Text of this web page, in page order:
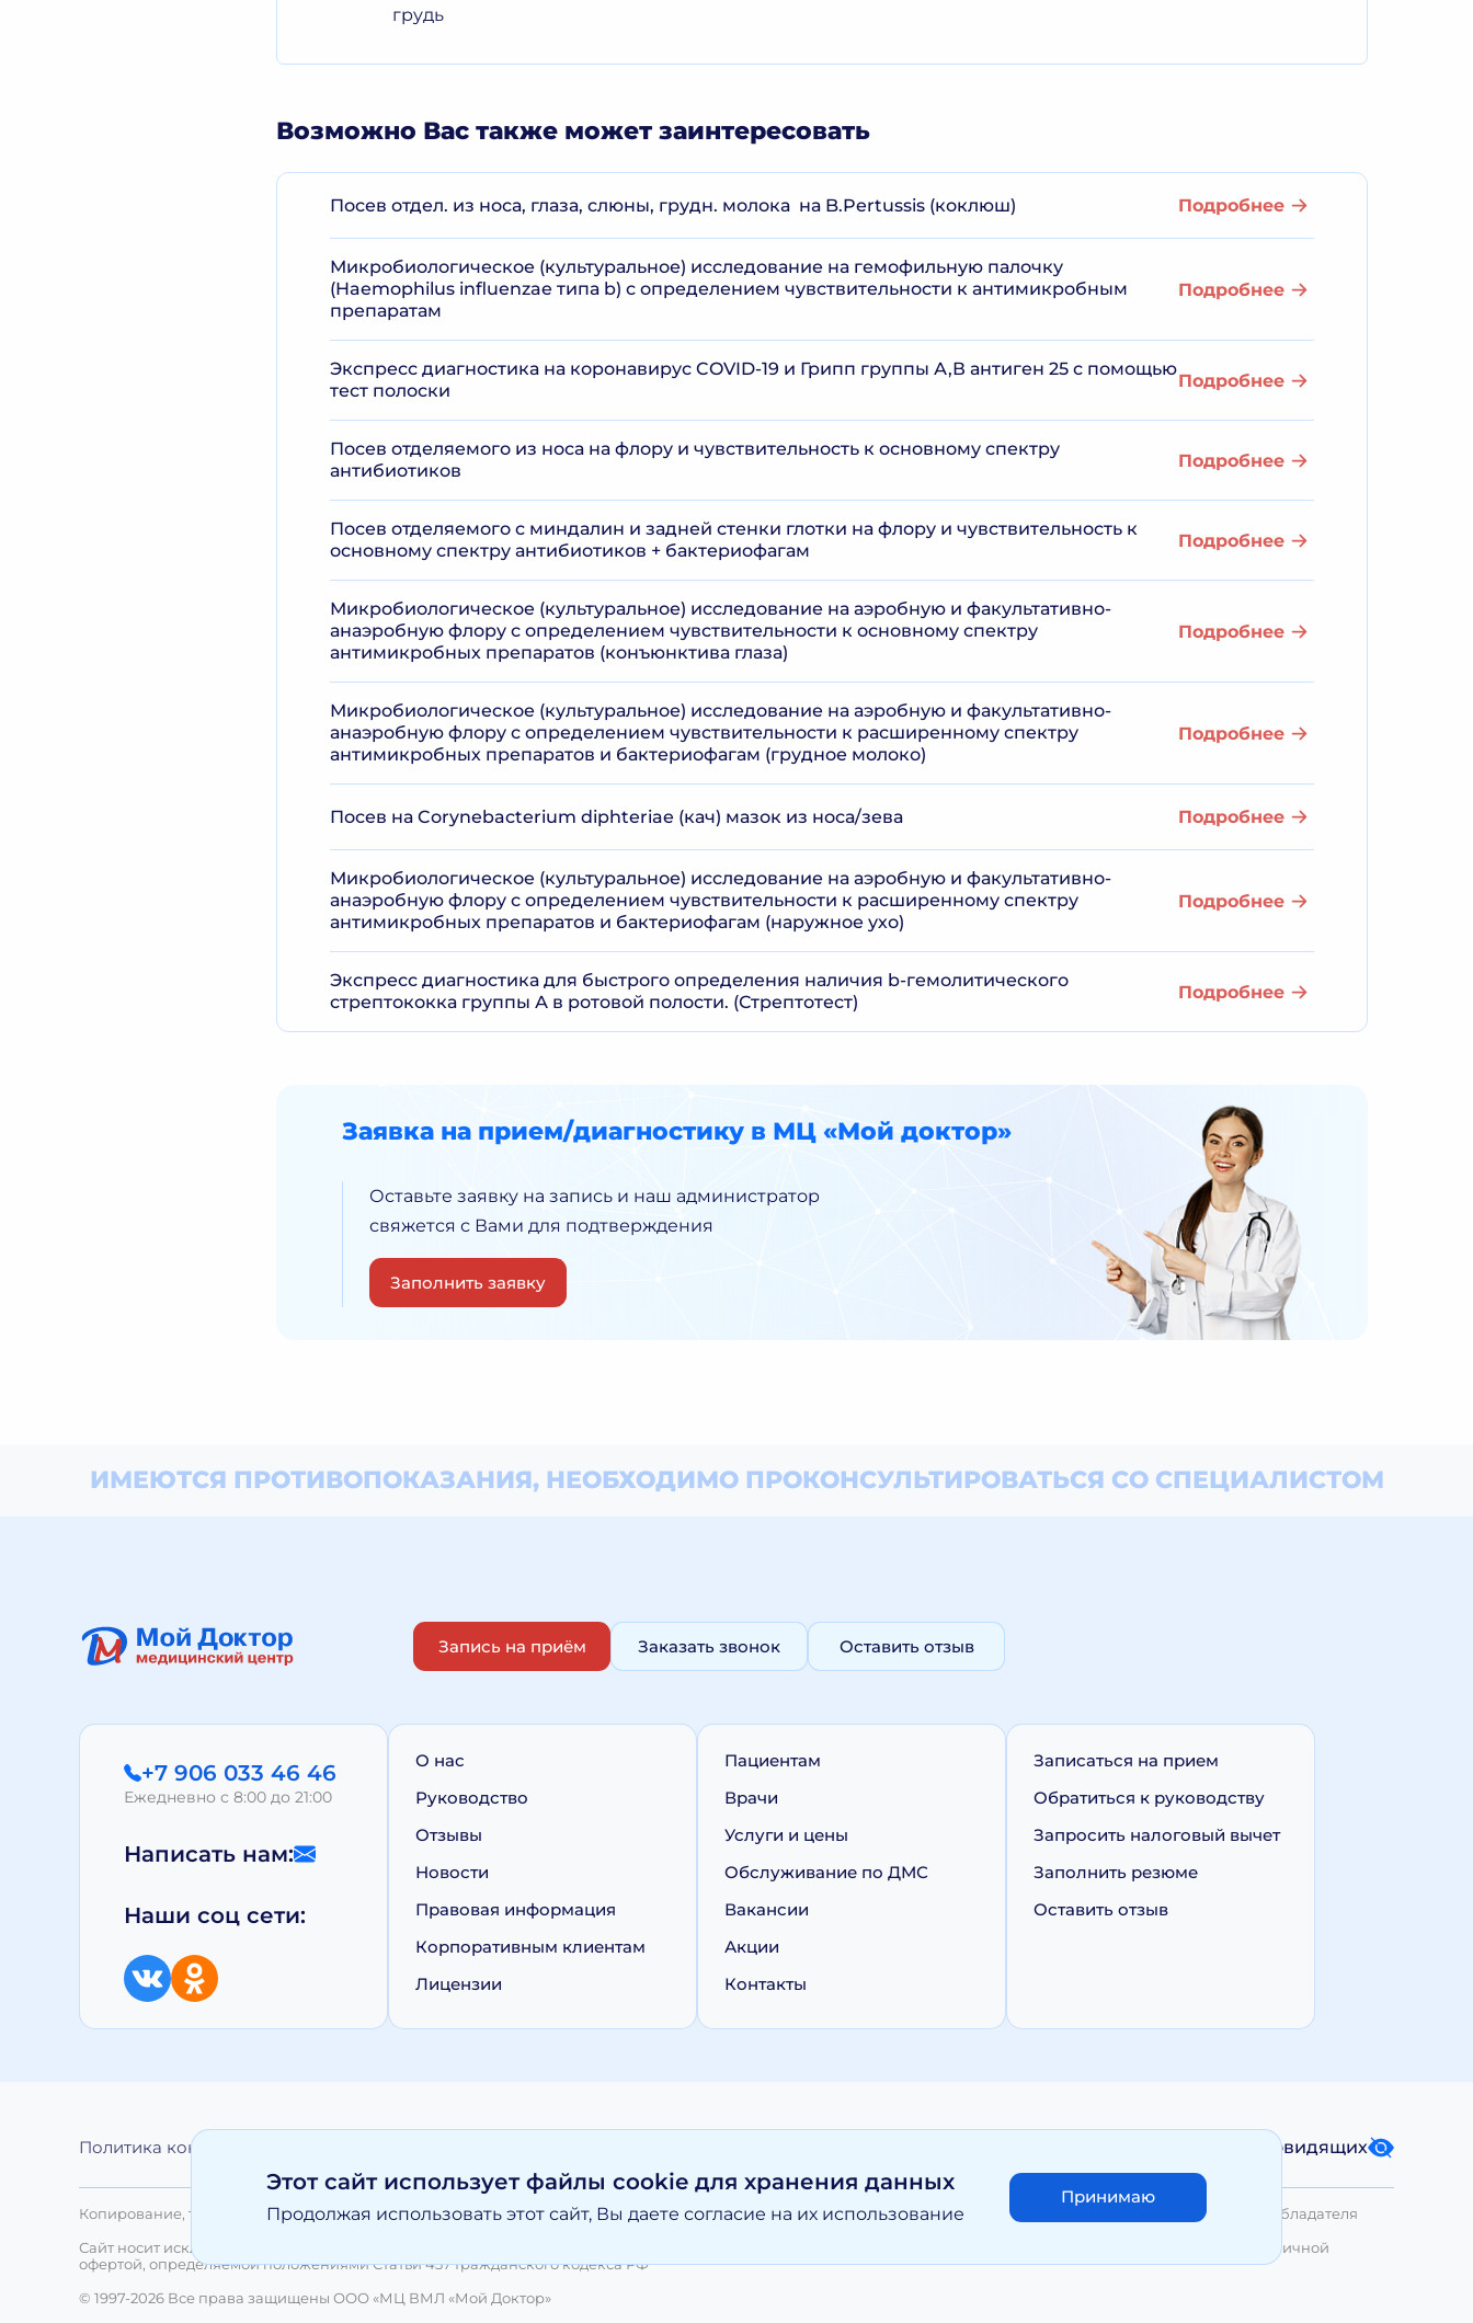
грудь
Возможно Вас также может заинтересовать
Посев отдел. из носа, глаза, слюны, грудн. молока на B.Pertussis (коклюш) Подробнее
Микробиологическое (культуральное) исследование на гемофильную палочку
(Haemophilus influenzae типа b) с определением чувствительности к антимикробным
препаратам
Подробнее
Экспресс диагностика на коронавирус COVID-19 и Грипп группы А,В антиген 25 с помощью
тест полоски
Подробнее
Посев отделяемого из носа на флору и чувствительность к основному спектру
антибиотиков
Подробнее
Посев отделяемого с миндалин и задней стенки глотки на флору и чувствительность к
основному спектру антибиотиков + бактериофагам
Подробнее
Микробиологическое (культуральное) исследование на аэробную и факультативно-
анаэробную флору с определением чувствительности к основному спектру
антимикробных препаратов (конъюнктива глаза)
Подробнее
Микробиологическое (культуральное) исследование на аэробную и факультативно-
анаэробную флору с определением чувствительности к расширенному спектру
антимикробных препаратов и бактериофагам (грудное молоко)
Подробнее
Посев на Corynebacterium diphteriae (кач) мазок из носа/зева Подробнее
Микробиологическое (культуральное) исследование на аэробную и факультативно-
анаэробную флору с определением чувствительности к расширенному спектру
антимикробных препаратов и бактериофагам (наружное ухо)
Подробнее
Экспресс диагностика для быстрого определения наличия b-гемолитического
стрептококка группы А в ротовой полости. (Стрептотест)
Подробнее
Заявка на прием/диагностику в МЦ «Мой доктор»
Оставьте заявку на запись и наш администратор
свяжется с Вами для подтверждения
Заполнить заявку
ИМЕЮТСЯ ПРОТИВОПОКАЗАНИЯ, НЕОБХОДИМОПРОКОНСУЛЬТИРОВАТЬСЯ СО СПЕЦИАЛИСТОМ
Запись на приём Заказать звонок Оставить отзыв
+7 906 033 46 46
Ежедневно с 8:00 до 21:00
Написать нам:
Наши соц сети:
О нас
Руководство
Отзывы
Новости
Правовая информация
Корпоративным клиентам
Лицензии
Пациентам
Врачи
Услуги и цены
Обслуживание по ДМС
Вакансии
Акции
Контакты
Записаться на прием
Обратиться к руководству
Запросить налоговый вычет
Заполнить резюме
Оставить отзыв
Версия для слабовидящих
Политика конфиденциальности
Копирование, тиражирование, а равно иное использование материалов, размещенных на moy-doktor.org возможно только с письменного разрешения Правообладателя
Сайт носит исключительно информационный характер и ни при каких условиях информационные материалы и цены, размещенные на сайте, не являются публичной
офертой, определяемой положениями Статьи 437 Гражданского кодекса РФ
© 1997-2026 Все права защищены ООО «МЦ ВМЛ «Мой Доктор»
Этот сайт использует файлы cookie для хранения данных
Продолжая использовать этот сайт, Вы даете согласие на их использование
Принимаю